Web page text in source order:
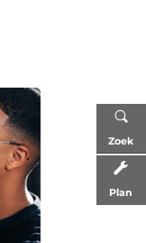
Zoek
Plan